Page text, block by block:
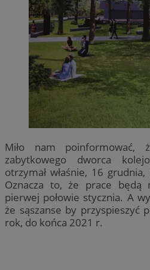
Miło nam poinformować,
zabytkowego dworca
otrzymał właśnie, 16
Oznacza to, że prace będą
pierwej połowie stycznia. A
że sąszanse by przyspieszyć
rok, do końca 2021 r.